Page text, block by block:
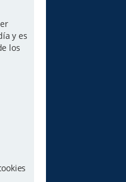
y es
los